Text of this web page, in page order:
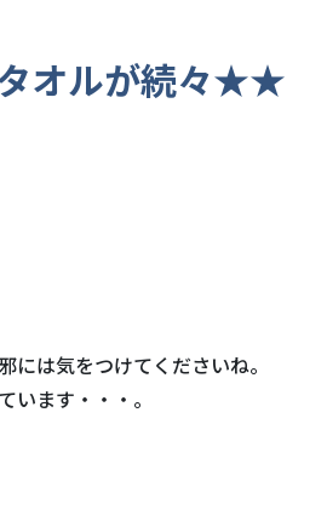
オルが続々★★
は気をつけてくださいね。
います・・・。